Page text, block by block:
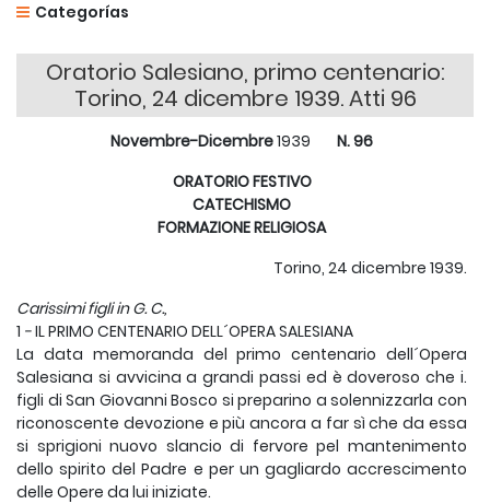
Categorías
Oratorio Salesiano, primo centenario:
Torino, 24 dicembre 1939. Atti 96
Novembre-Dicembre1939 N. 96
ORATORIOFESTIVO
CATECHISMO
FORMAZIONE RELIGIOSA
Torino, 24 dicembre 1939.
Carissimi figli in G. C.,
1 -IL PRIMO CENTENARIO DELL´OPERA SALESIANA
La data memoranda del primo centenario dell´Opera
Salesiana si avvicina a grandi passi ed è doveroso che i.
figli di San Giovanni Bosco si preparino a solennizzarla con
riconoscente devozione e più ancora a far sì che da essa
si sprigioni nuovo slancio di fervore pel mantenimento
dello spirito del Padre e per un gagliardo accrescimento
delle Opere da lui iniziate.